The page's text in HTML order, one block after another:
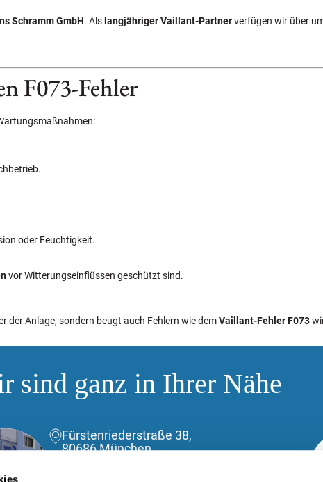
Schramm GmbH. Als langjähriger Vaillant-Partnerverfügen wir über
F073-Fehler
oder Feuchtigkeit.
vor Witterungseinflüssen geschützt sind.
der Anlage, sondern beugt auch Fehlern wie demVaillant-Fehler F073
sind ganz in Ihrer Nähe
Fürstenriederstraße 38,
80686 München